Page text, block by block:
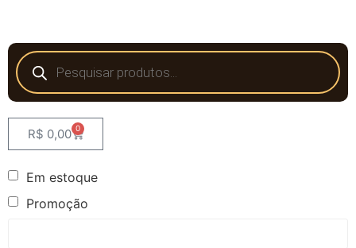
R$ 0,00 0
Em estoque
Promoção